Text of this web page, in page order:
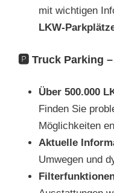
mit wichtigen
LKW-
🅿️ Truck Parking
Über 500.000
Finden Sie
Möglichkeiten
Aktuelle
Umwegen und